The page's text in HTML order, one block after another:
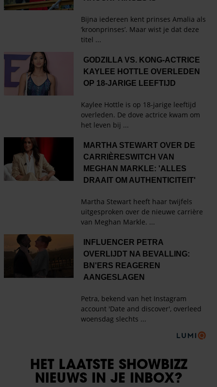
HET LAATSTE SHOWBIZZ
NIEUWS IN JE INBOX?